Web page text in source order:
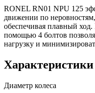
RONEL RN01 NPU 125
движении по
обеспечивая плавный
помощью 4 болтов
нагрузку и
Характеристики
Диаметр колеса